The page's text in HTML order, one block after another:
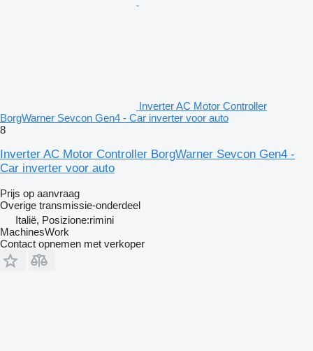
Inverter AC Motor Controller
BorgWarner Sevcon Gen4 - Car inverter voor auto
8
Inverter AC Motor Controller BorgWarner Sevcon Gen4 -
Car inverter voor auto
Prijs op aanvraag
Overige transmissie-onderdeel
Italië, Posizione:rimini
MachinesWork
Contact opnemen met verkoper